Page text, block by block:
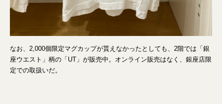
なお、2,000個限定マグカップが貰えなかったとしても、2階では「銀
座ウエスト」柄の「UT」が販売中。オンライン販売はなく、銀座店限
定での取扱いだ。